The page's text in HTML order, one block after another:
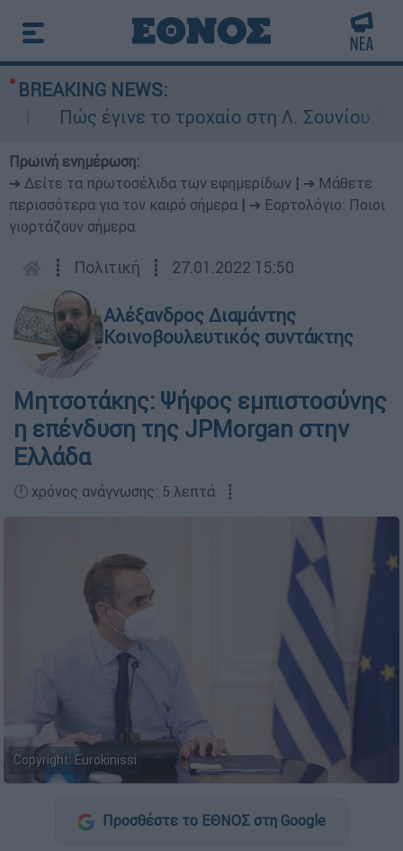
BREAKING NEWS:
Πώς έγινε το τροχαίο στη Λ. Σουνίου:
Πρωινή ενημέρωση:
➔ Δείτε τα πρωτοσέλιδα των εφημερίδων
➔ Μάθετε
περισσότερα για τον καιρό σήμερα
➔ Εορτολόγιο: Ποιοι
γιορτάζουν σήμερα
┋ Πολιτική ┋ 27.01.2022 15:50
Αλέξανδρος Διαμάντης
Κοινοβουλευτικός συντάκτης
Μητσοτάκης: Ψήφος εμπιστοσύνης
η επένδυση της JPMorgan στην
Ελλάδα
🕛 χρόνος ανάγνωσης: 5 λεπτά ┋
Copyright: Eurokinissi
Προσθέστε το ΕΘΝΟΣ στη Google